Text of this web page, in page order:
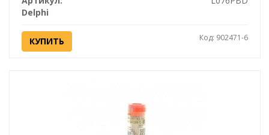
Delphi
КУПИТЬ Код: 902471-6